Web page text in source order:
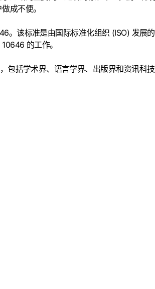
成不便。
。该标准是由国际标准化组织 (ISO) 发展
的工作。
包括学术界、语言学界、出版界和资讯科